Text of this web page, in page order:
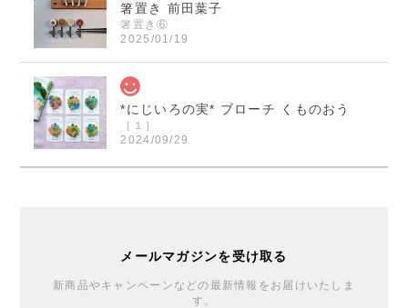
箸置き 前田葉子
箸置き⑥
2025/01/19
*にじいろの実* ブローチ くものおう
［１］
2024/09/29
*にじいろの実* ブローチ くものおう
メールマガジンを受け取る
新商品やキャンペーンなどの最新情報をお届けいたしま
す。